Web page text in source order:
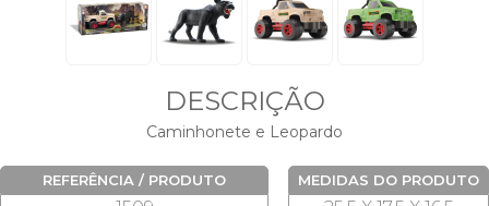
DESCRIÇÃO
Caminhonete e Leopardo
REFERÊNCIA / PRODUTO MEDIDAS DO PRODUTO